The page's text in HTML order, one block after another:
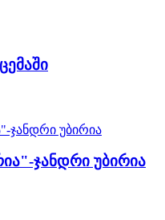
ჯანდრი უბირია